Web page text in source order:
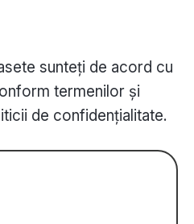
sunteți de acord cu
termenilor și
de confidențialitate.